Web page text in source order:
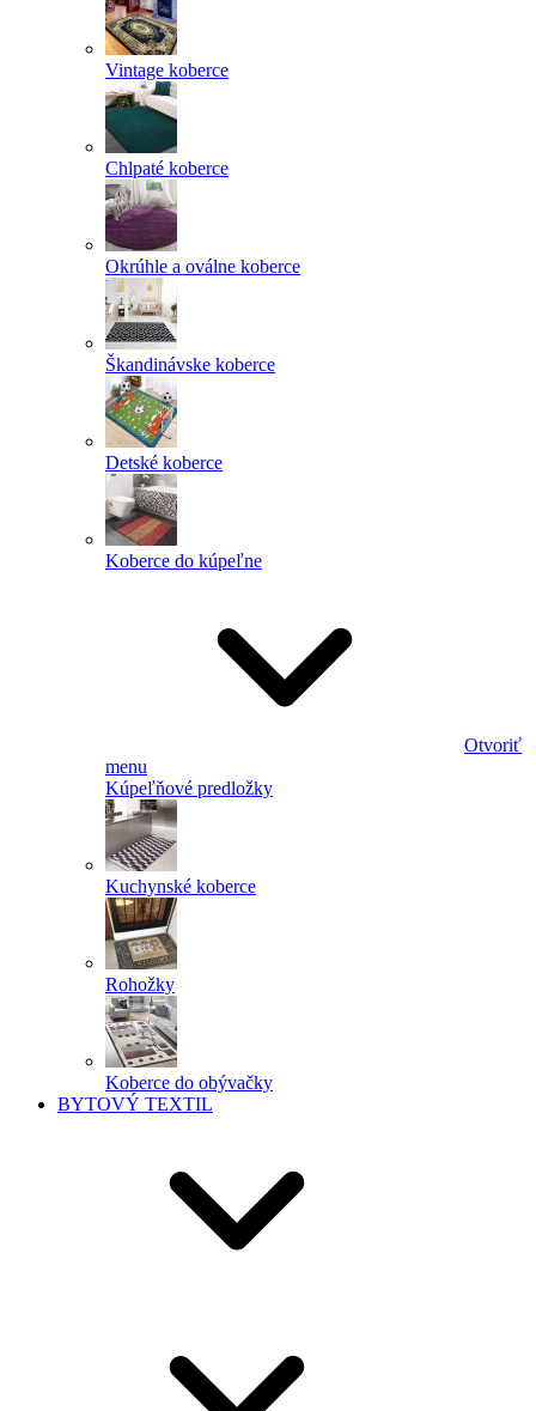
Vintage koberce
Chlpaté koberce
Okrúhle a oválne koberce
Škandinávske koberce
Detské koberce
Koberce do kúpeľne
Otvoriť
menu
Kúpeľňové predložky
Kuchynské koberce
Rohožky
Koberce do obývačky
BYTOVÝ TEXTIL